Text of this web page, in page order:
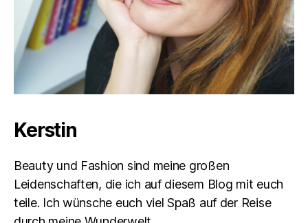
Kerstin
Beauty und Fashion sind meine großen
Leidenschaften, die ich auf diesem Blog mit euch
teile. Ich wünsche euch viel Spaß auf der Reise